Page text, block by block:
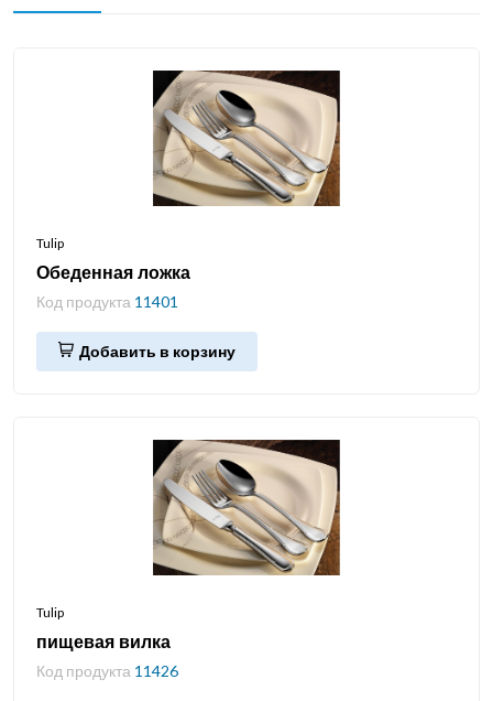
Tulip
Обеденная ложка
Код продукта 11401
Добавить в корзину
Tulip
пищевая вилка
Код продукта 11426